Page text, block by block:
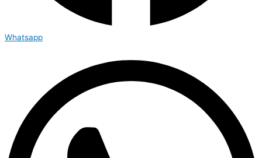
Whatsapp